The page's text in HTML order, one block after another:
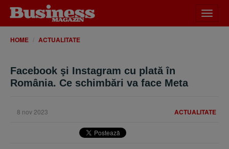
meniu
HOME ACTUALITATE
Facebook şi Instagram cu plată în
România. Ce schimbări va face Meta
ACTUALITATE
8 nov 2023